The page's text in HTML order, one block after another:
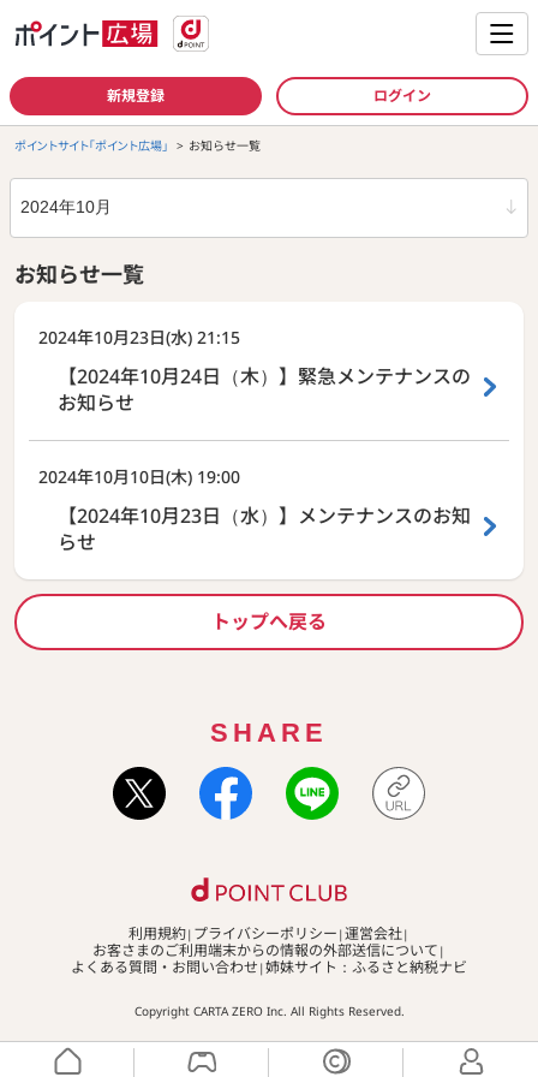
新規登録 ログイン
ポイントサイト「ポイント広場」 お知らせ一覧
年月
お知らせ一覧
2024年10月23日(水) 21:15
【2024年10月24日（木）】緊急メンテナンスの
お知らせ
2024年10月10日(木) 19:00
【2024年10月23日（水）】メンテナンスのお知
らせ
トップへ戻る
SHARE
利用規約 プライバシーポリシー 運営会社
お客さまのご利用端末からの情報の外部送信について
よくある質問・お問い合わせ 姉妹サイト：ふるさと納税ナビ
Copyright CARTA ZERO Inc. All Rights Reserved.